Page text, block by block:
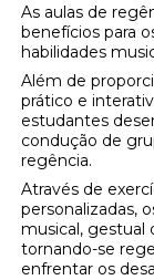
As aulas de
benefícios para
habilidades
Além de
prático e
estudantes
condução de
regência.
Através de
personalizadas,
musical, gestual
tornando-se
enfrentar os